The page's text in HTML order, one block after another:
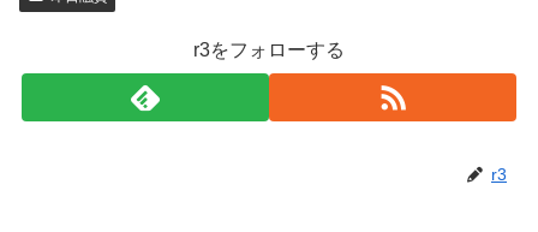
r3をフォローする
r3